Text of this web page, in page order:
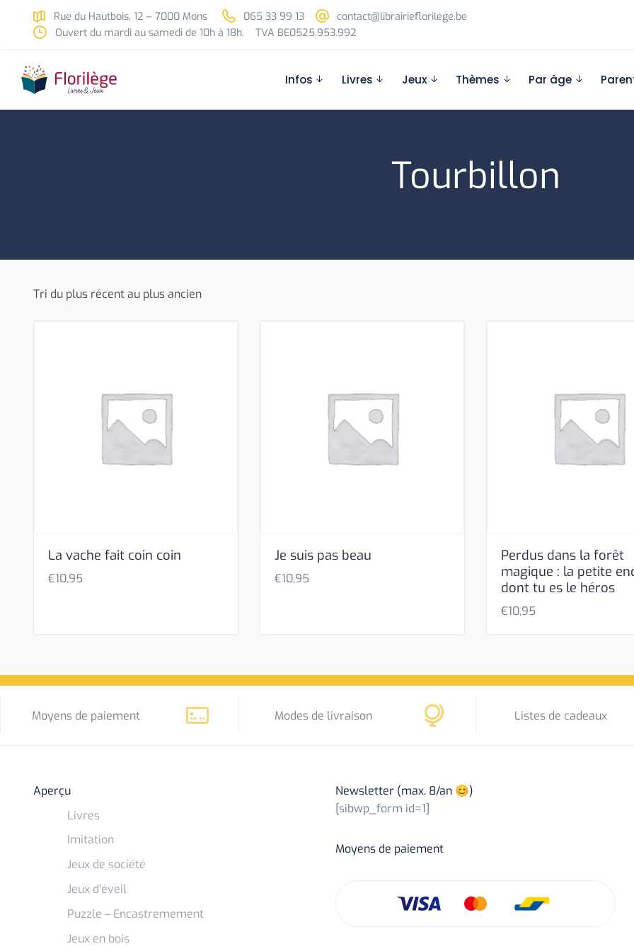
Skip to main content
Rue du Hautbois, 12 – 7000 Mons 065 33 99 13
contact@librairieflorilege.be
Ouvert du mardi au samedi de 10h à 18h.
TVA BE0525.953.992
Infos Livres Jeux Thèmes Par âge
Tourbillon
La vache fait coin coin
€10,95
Je suis pas beau
€10,95
Perdus dans la forêt
magique : la petite
dont tu es le héros
€10,95
Moyens de paiement Modes de livraison Listes de cadeaux
Aperçu
Livres
Imitation
Jeux de société
Jeux d’éveil
Puzzle – Encastremement
Jeux en bois
Newsletter (max. 8/an 😊)
[sibwp_form id=1]
Moyens de paiement